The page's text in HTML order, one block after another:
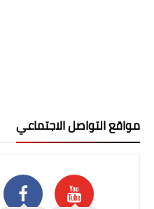
مواقع التواصل الاجتماعي